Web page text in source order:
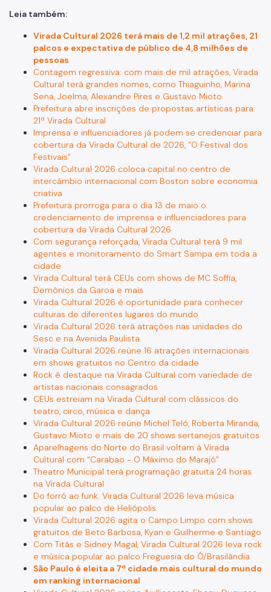
Leia também:
Virada Cultural 2026 terá mais de 1,2 mil atrações, 21
palcos e expectativa de público de 4,8 milhões de
pessoas
Contagem regressiva: com mais de mil atrações, Virada
Cultural terá grandes nomes, como Thiaguinho, Marina
Sena, Joelma, Alexandre Pires e Gustavo Mioto
Prefeitura abre inscrições de propostas artísticas para
21ª Virada Cultural
Imprensa e influenciadores já podem se credenciar para
cobertura da Virada Cultural de 2026, “O Festival dos
Festivais”
Virada Cultural 2026 coloca capital no centro de
intercâmbio internacional com Boston sobre economia
criativa
Prefeitura prorroga para o dia 13 de maio o
credenciamento de imprensa e influenciadores para
cobertura da Virada Cultural 2026
Com segurança reforçada, Virada Cultural terá 9 mil
agentes e monitoramento do Smart Sampa em toda a
cidade
Virada Cultural terá CEUs com shows de MC Soffia,
Demônios da Garoa e mais
Virada Cultural 2026 é oportunidade para conhecer
culturas de diferentes lugares do mundo
Virada Cultural 2026 terá atrações nas unidades do
Sesc e na Avenida Paulista
Virada Cultural 2026 reúne 16 atrações internacionais
em shows gratuitos no Centro da cidade
Rock é destaque na Virada Cultural com variedade de
artistas nacionais consagrados
CEUs estreiam na Virada Cultural com clássicos do
teatro, circo, música e dança
Virada Cultural 2026 reúne Michel Teló, Roberta Miranda,
Gustavo Mioto e mais de 20 shows sertanejos gratuitos
Aparelhagens do Norte do Brasil voltam à Virada
Cultural com “Carabao - O Máximo do Marajó”
Theatro Municipal terá programação gratuita 24 horas
na Virada Cultural
Do forró ao funk: Virada Cultural 2026 leva música
popular ao palco de Heliópolis
Virada Cultural 2026 agita o Campo Limpo com shows
gratuitos de Beto Barbosa, Kyan e Guilherme e Santiago
Com Titãs e Sidney Magal, Virada Cultural 2026 leva rock
e música popular ao palco Freguesia do Ó/Brasilândia
São Paulo é eleita a 7ª cidade mais cultural do mundo
em ranking internacional